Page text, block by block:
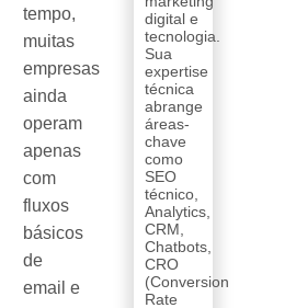
tempo,
muitas
empresas
ainda
operam
apenas
com
fluxos
básicos
de
email e
digital e
tecnologia.
Sua
expertise
técnica
abrange
áreas-
chave
como
SEO
técnico,
Analytics,
CRM,
Chatbots,
CRO
(Conversion
Rate